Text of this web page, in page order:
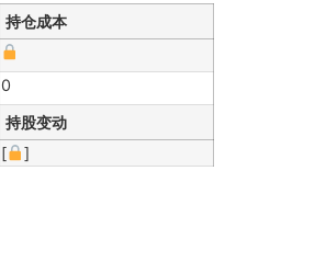
持仓成本
0
持股变动
[
]